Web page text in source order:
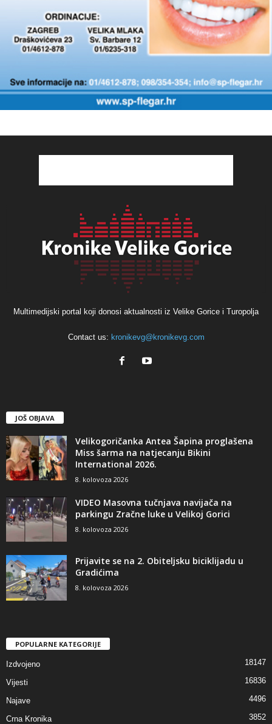
Multimedijski portal koji donosi aktualnosti iz Velike Gorice i Turopolja
Contact us: kronikevg@kronikevg.com
JOŠ OBJAVA
Velikogoričanka Antea Šapina proglašena
Miss šarma na natjecanju Bikini
International 2026.
8. kolovoza 2026
VIDEO Masovna tučnjava navijača na
parkingu Zračne luke u Velikoj Gorici
8. kolovoza 2026
Prijavite se na 2. Obiteljsku biciklijadu u
Gradićima
8. kolovoza 2026
POPULARNE KATEGORIJE
Izdvojeno 18147
Vijesti 16836
Najave 4496
Crna Kronika 3852